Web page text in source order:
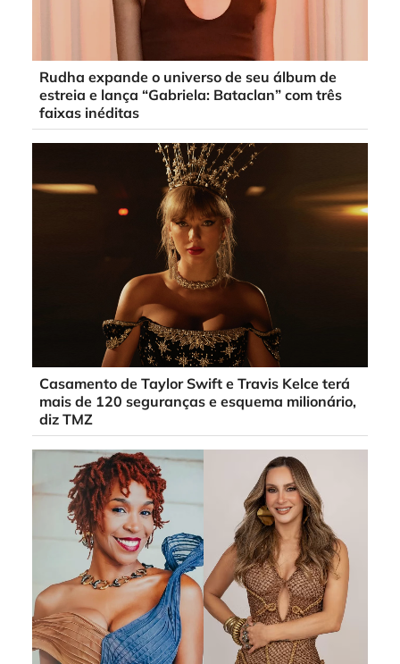
Rudha expande o universo de seu álbum de
estreia e lança “Gabriela: Bataclan” com três
faixas inéditas
Casamento de Taylor Swift e Travis Kelce terá
mais de 120 seguranças e esquema milionário,
diz TMZ